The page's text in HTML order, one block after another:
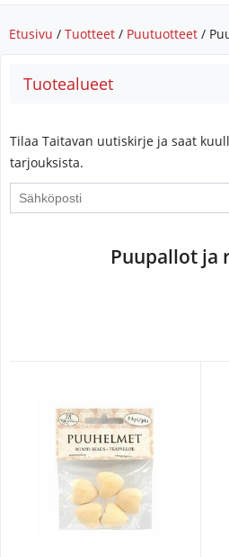
Etusivu / Tuotteet / Puutuotteet /
Tuotealueet
Tilaa Taitavan uutiskirje ja saat
tarjouksista.
you
Puupallot ja